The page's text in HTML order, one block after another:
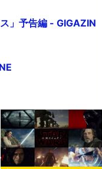
」予告編 - GIGAZIN